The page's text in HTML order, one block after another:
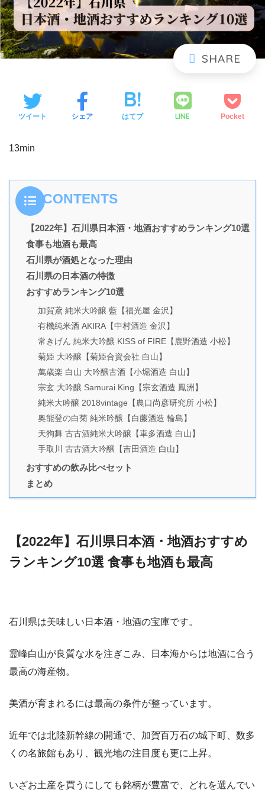
ツイート シェア はてブ LINE Pocket
13min
CONTENTS
【2022年】石川県日本酒・地酒おすすめランキング10選
食事も地酒も最高
石川県が酒処となった理由
石川県の日本酒の特徴
おすすめランキング10選
加賀鳶 純米大吟醸 藍【福光屋 金沢】
有機純米酒 AKIRA【中村酒造 金沢】
常きげん 純米大吟醸 KISS of FIRE【鹿野酒造 小松】
菊姫 大吟醸【菊姫合資会社 白山】
萬歳楽 白山 大吟醸古酒【小堀酒造 白山】
宗玄 大吟醸 Samurai King【宗玄酒造 鳳洲】
純米大吟醸 2018vintage【農口尚彦研究所 小松】
奥能登の白菊 純米吟醸【白藤酒造 輪島】
天狗舞 古古酒純米大吟醸【車多酒造 白山】
手取川 古古酒大吟醸【吉田酒造 白山】
おすすめの飲み比べセット
まとめ
【2022年】石川県日本酒・地酒おすすめ
ランキング10選 食事も地酒も最高
石川県は美味しい日本酒・地酒の宝庫です。
霊峰白山が良質な水を注ぎこみ、日本海からは地酒に合う
最高の海産物。
美酒が育まれるには最高の条件が整っています。
近年では北陸新幹線の開通で、加賀百万石の城下町、数多
くの名旅館もあり、観光地の注目度も更に上昇。
いざお土産を買うにしても銘柄が豊富で、どれを選んでい